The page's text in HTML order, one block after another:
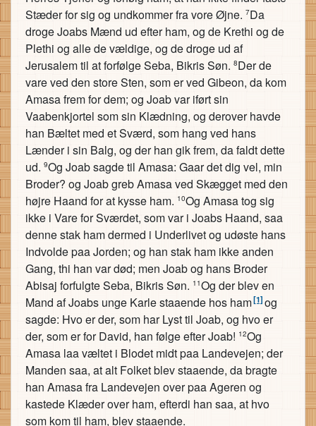
Stæder for sig og undkommer fra vore Øjne. 7Da
droge Joabs Mænd ud efter ham, og de Krethi og de
Plethi og alle de vældige, og de droge ud af
Jerusalem til at forfølge Seba, Bikris Søn. 8Der de
vare ved den store Sten, som er ved Gibeon, da kom
Amasa frem for dem; og Joab var iført sin
Vaabenkjortel som sin Klædning, og derover havde
han Bæltet med et Sværd, som hang ved hans
Lænder i sin Balg, og der han gik frem, da faldt dette
ud. 9Og Joab sagde til Amasa: Gaar det dig vel, min
Broder? og Joab greb Amasa ved Skægget med den
højre Haand for at kysse ham. 10Og Amasa tog sig
ikke i Vare for Sværdet, som var i Joabs Haand, saa
denne stak ham dermed i Underlivet og udøste hans
Indvolde paa Jorden; og han stak ham ikke anden
Gang, thi han var død; men Joab og hans Broder
Abisaj forfulgte Seba, Bikris Søn. 11Og der blev en
Mand af Joabs unge Karle staaende hos ham[1]og
sagde: Hvo er der, som har Lyst til Joab, og hvo er
der, som er for David, han følge efter Joab! 12Og
Amasa laa væltet i Blodet midt paa Landevejen; der
Manden saa, at alt Folket blev staaende, da bragte
han Amasa fra Landevejen over paa Ageren og
kastede Klæder over ham, efterdi han saa, at hvo
som kom til ham, blev staaende.